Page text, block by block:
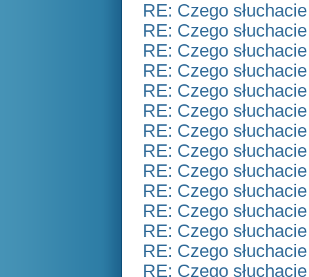
RE: Czego
RE: Czego
RE: Czego
RE: Czego
RE: Czego
RE: Czego
RE: Czego
RE: Czego
RE: Czego
RE: Czego
RE: Czego
RE: Czego
RE: Czego
RE: Czego